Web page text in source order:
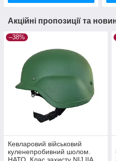
Акційні пропозиції та
–38%
Кевларовий військовий
куленепробивний шолом.